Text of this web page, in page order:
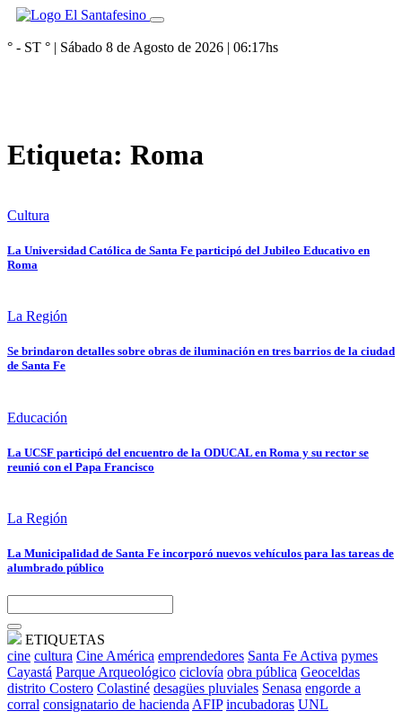
° - ST ° | Sábado 8 de Agosto de 2026 | 06:17hs
Etiqueta: Roma
Cultura
La Universidad Católica de Santa Fe participó del Jubileo Educativo en
Roma
La Región
Se brindaron detalles sobre obras de iluminación en tres barrios de la ciudad
de Santa Fe
Educación
La UCSF participó del encuentro de la ODUCAL en Roma y su rector se
reunió con el Papa Francisco
La Región
La Municipalidad de Santa Fe incorporó nuevos vehículos para las tareas de
alumbrado público
ETIQUETAS
cine cultura Cine América emprendedores Santa Fe Activa pymes
Cayastá Parque Arqueológico ciclovía obra pública Geoceldas
distrito Costero Colastiné desagües pluviales Senasa engorde a
corral consignatario de hacienda AFIP incubadoras UNL